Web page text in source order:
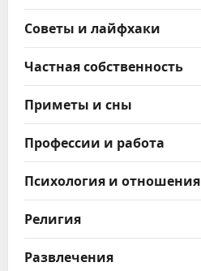
Советы и лайфхаки
Частная собственность
Приметы и сны
Профессии и работа
Психология и отношения
Религия
Развлечения